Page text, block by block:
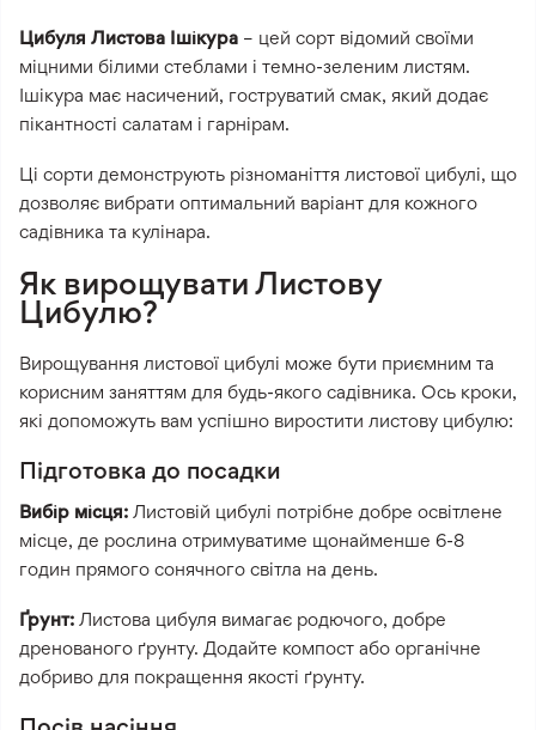
Цибуля Листова Ішікура – цей сорт відомий своїми
міцними білими стеблами і темно-зеленим листям.
Ішікура має насичений, гоструватий смак, який додає
пікантності салатам і гарнірам.
Ці сорти демонструють різноманіття листової цибулі, що
дозволяє вибрати оптимальний варіант для кожного
садівника та кулінара.
Як вирощувати Листову
Цибулю?
Вирощування листової цибулі може бути приємним та
корисним заняттям для будь-якого садівника. Ось кроки,
які допоможуть вам успішно виростити листову цибулю:
Підготовка до посадки
Вибір місця: Листовій цибулі потрібне добре освітлене
місце, де рослина отримуватиме щонайменше 6-8
годин прямого сонячного світла на день.
Ґрунт: Листова цибуля вимагає родючого, добре
дренованого ґрунту. Додайте компост або органічне
добриво для покращення якості ґрунту.